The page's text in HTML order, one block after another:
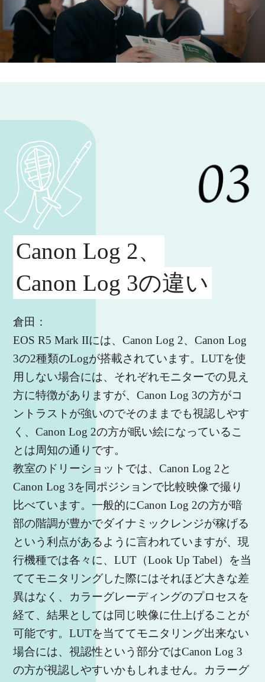
Canon Log 2、
Canon Log 3の違い
倉田：
EOS R5 Mark IIには、Canon Log 2、Canon Log
3の2種類のLogが搭載されています。LUTを使
用しない場合には、それぞれモニターでの見え
方に特徴がありますが、Canon Log 3の方がコ
ントラストが強いのでそのままでも視認しやす
く、Canon Log 2の方が眠い絵になっているこ
とは周知の通りです。
教室のドリーショットでは、Canon Log 2と
Canon Log 3を同ポジションで比較映像で撮り
比べています。一般的にCanon Log 2の方が暗
部の階調が豊かでダイナミックレンジが稼げる
という利点があるように言われていますが、現
行機種では各々に、LUT（Look Up Tabel）を当
ててモニタリングした際にはそれほど大きな差
異はなく、カラーグレーディングのプロセスを
経て、結果としては同じ映像に仕上げることが
可能です。LUTを当ててモニタリング出来ない
場合には、視認性という部分ではCanon Log 3
の方が視認しやすいかもしれません。カラーグ